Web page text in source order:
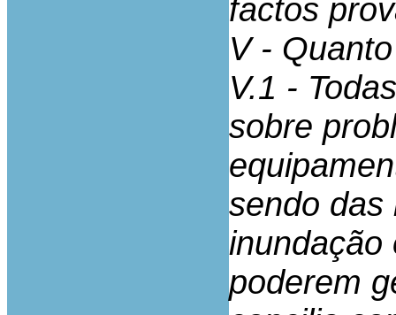
factos
V -
V.1 -
sobre
sendo das
inundação
poderem